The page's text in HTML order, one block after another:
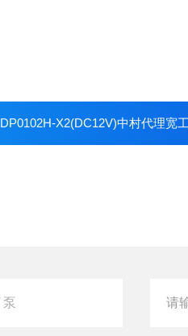
DP0102H-X2(DC12V)中村代理宽工况适配日东工器压缩